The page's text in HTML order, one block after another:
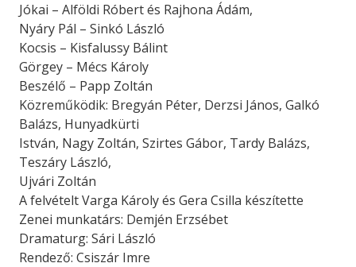
Jókai – Alföldi Róbert és Rajhona Ádám,
Nyáry Pál – Sinkó László
Kocsis – Kisfalussy Bálint
Görgey – Mécs Károly
Beszélő – Papp Zoltán
Közreműködik: Bregyán Péter, Derzsi János, Galkó
Balázs, Hunyadkürti
István, Nagy Zoltán, Szirtes Gábor, Tardy Balázs,
Teszáry László,
Ujvári Zoltán
A felvételt Varga Károly és Gera Csilla készítette
Zenei munkatárs: Demjén Erzsébet
Dramaturg: Sári László
Rendező: Csiszár Imre